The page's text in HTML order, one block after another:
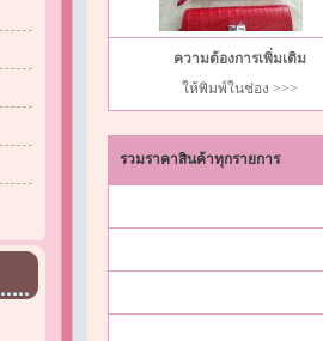
ความต้องการเพิ่มเติม
ให้พิมพ์ในช่อง >>>
รวมราคาสินค้าทุกรายการ